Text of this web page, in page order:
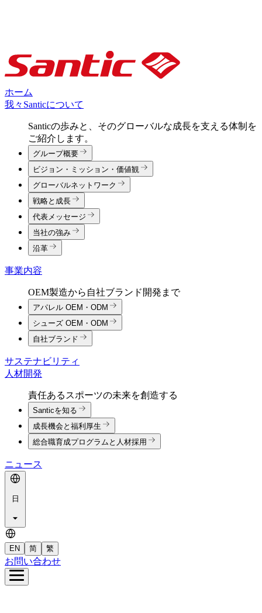
ホーム
我々Santicについて
Santicの歩みと、そのグローバルな成長を支える体制を
ご紹介します。
グループ概要
ビジョン・ミッション・価値観
グローバルネットワーク
戦略と成長
代表メッセージ
当社の強み
沿革
事業内容
OEM製造から自社ブランド開発まで
アパレル OEM・ODM
シューズ OEM・ODM
自社ブランド
サステナビリティ
人材開発
責任あるスポーツの未来を創造する
Santicを知る
成長機会と福利厚生
総合職育成プログラムと人材採用
ニュース
日
EN 简 繁
お問い合わせ